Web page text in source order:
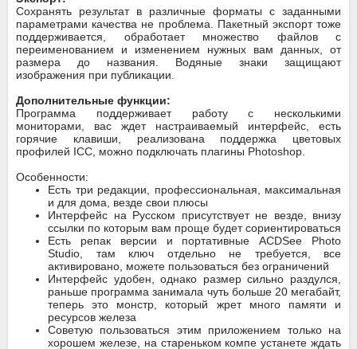
Сохранять результат в различные форматы с заданными
параметрами качества не проблема. Пакетный экспорт тоже
поддерживается, обработает множество файлов с
переименованием и изменением нужных вам данных, от
размера до названия. Водяные знаки защищают
изображения при публикации.
Дополнительные функции:
Программа поддерживает работу с несколькими
мониторами, вас ждет настраиваемый интерфейс, есть
горячие клавиши, реализована поддержка цветовых
профилей ICC, можно подключать плагины Photoshop.
Особенности:
Есть три редакции, профессиональная, максимальная
и для дома, везде свои плюсы
Интерфейс на Русском присутствует не везде, внизу
ссылки по которым вам проще будет сориентироваться
Есть репак версии и портативные ACDSee Photo
Studio, там ключ отдельно не требуется, все
активировано, можете пользоваться без ограничений
Интерфейс удобен, однако размер сильно раздулся,
раньше программа занимала чуть больше 20 мегабайт,
теперь это монстр, который жрет много памяти и
ресурсов железа
Советую пользоваться этим приложением только на
хорошем железе, на стареньком компе устанете ждать